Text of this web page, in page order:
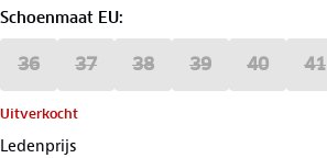
Schoenmaat EU:
36 37 38 39 40 41
Uitverkocht
Ledenprijs